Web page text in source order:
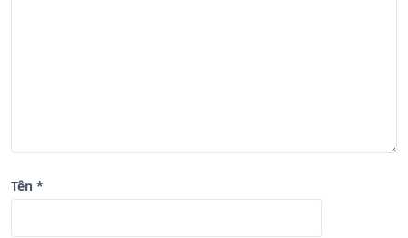
Tên *